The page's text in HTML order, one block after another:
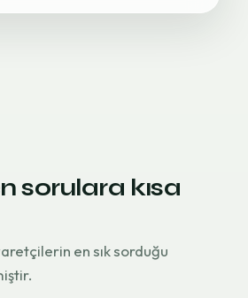
sorulara kısa
en sık sorduğu